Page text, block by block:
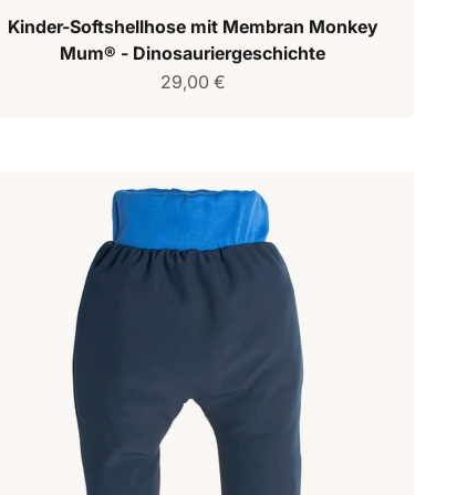
Kinder-Softshellhose mit Membran Monkey
Mum® - Dinosauriergeschichte
Verkaufspreis
29,00 €